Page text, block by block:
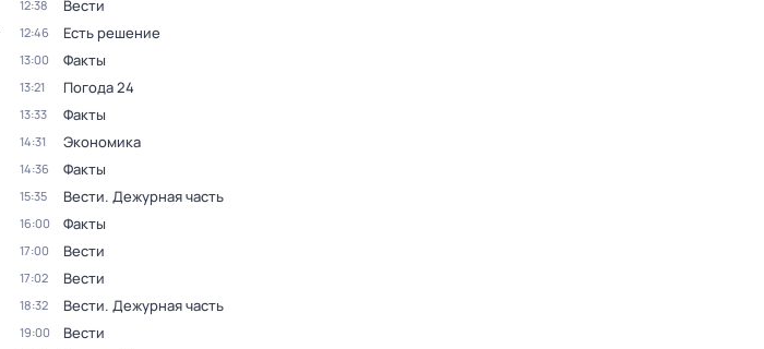
12:38 Вести
12:46 Есть решение
13:00 Факты
13:21 Погода 24
13:33 Факты
14:31 Экономика
14:36 Факты
15:35 Вести. Дежурная часть
16:00 Факты
17:00 Вести
17:02 Вести
18:32 Вести. Дежурная часть
19:00 Вести